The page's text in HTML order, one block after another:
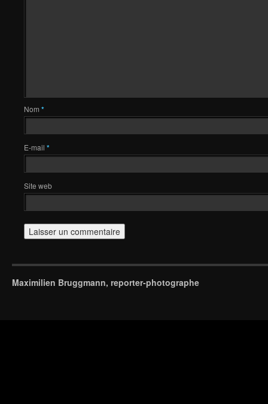
Nom *
E-mail *
Site web
Maximilien Bruggmann, reporter-photographe